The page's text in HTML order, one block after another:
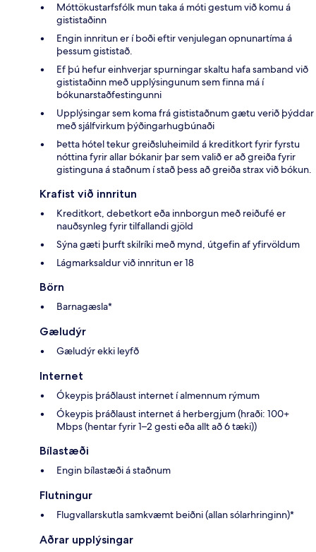
Móttökustarfsfólk mun taka á móti gestum við komu á
gististaðinn
Engin innritun er í boði eftir venjulegan opnunartíma á
þessum gististað.
Ef þú hefur einhverjar spurningar skaltu hafa samband við
gististaðinn með upplýsingunum sem finna má í
bókunarstaðfestingunni
Upplýsingar sem koma frá gististaðnum gætu verið þýddar
með sjálfvirkum þýðingarhugbúnaði
Þetta hótel tekur greiðsluheimild á kreditkort fyrir fyrstu
nóttina fyrir allar bókanir þar sem valið er að greiða fyrir
gistinguna á staðnum í stað þess að greiða strax við bókun.
Krafist við innritun
Kreditkort, debetkort eða innborgun með reiðufé er
nauðsynleg fyrir tilfallandi gjöld
Sýna gæti þurft skilríki með mynd, útgefin af yfirvöldum
Lágmarksaldur við innritun er 18
Börn
Barnagæsla*
Gæludýr
Gæludýr ekki leyfð
Internet
Ókeypis þráðlaust internet í almennum rýmum
Ókeypis þráðlaust internet á herbergjum (hraði: 100+
Mbps (hentar fyrir 1–2 gesti eða allt að 6 tæki))
Bílastæði
Engin bílastæði á staðnum
Flutningur
Flugvallarskutla samkvæmt beiðni (allan sólarhringinn)*
Aðrar upplýsingar